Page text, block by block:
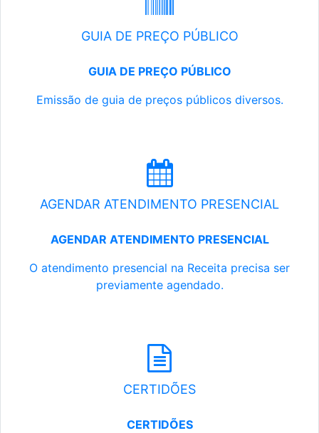
GUIA DE PREÇO PÚBLICO
GUIA DE PREÇO PÚBLICO
Emissão de guia de preços públicos diversos.
AGENDAR ATENDIMENTO PRESENCIAL
AGENDAR ATENDIMENTO PRESENCIAL
O atendimento presencial na Receita precisa ser
previamente agendado.
CERTIDÕES
CERTIDÕES